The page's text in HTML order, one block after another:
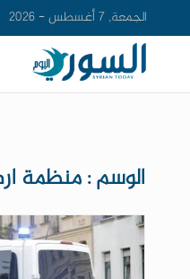
الجمعة, 7 أغسطس - 2026
الوسم : منظمة